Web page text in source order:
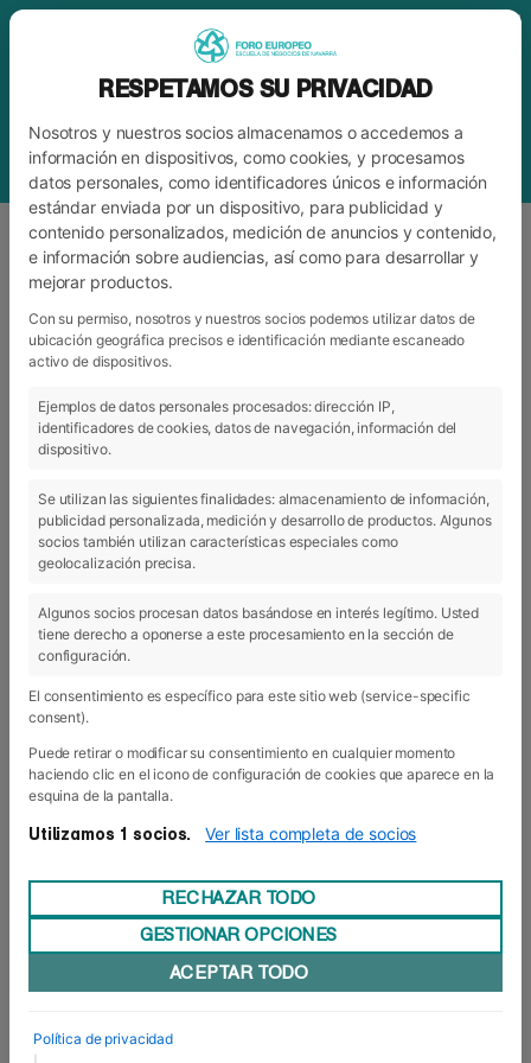
ETIQUETAINSTITUTO NAVARRO DE
DEPORTE Y JUVENTUD
ARCHIVO CATEGORÍAS
06 Jun 2019
Prevención del acoso en el deporte
sesión sobre la prevención del acoso en el
RESPETAMOS SU PRIVACIDAD
Nosotros y nuestros socios almacenamos o accedemos a
información en dispositivos, como cookies, y procesamos
datos personales, como identificadores únicos e información
estándar enviada por un dispositivo, para publicidad y
contenido personalizados, medición de anuncios y contenido,
e información sobre audiencias, así como para desarrollar y
mejorar productos.
Con su permiso, nosotros y nuestros socios podemos utilizar datos de
ubicación geográfica precisos e identificación mediante escaneado
activo de dispositivos.
Ejemplos de datos personales procesados: dirección IP,
identificadores de cookies, datos de navegación, información del
dispositivo.
Se utilizan las siguientes finalidades: almacenamiento de información,
publicidad personalizada, medición y desarrollo de productos. Algunos
socios también utilizan características especiales como
geolocalización precisa.
Algunos socios procesan datos basándose en interés legítimo. Usted
tiene derecho a oponerse a este procesamiento en la sección de
configuración.
El consentimiento es específico para este sitio web (service-specific
consent).
Puede retirar o modificar su consentimiento en cualquier momento
haciendo clic en el icono de configuración de cookies que aparece en la
esquina de la pantalla.
Utilizamos 1 socios. Ver lista completa de socios
RECHAZAR TODO
GESTIONAR OPCIONES
ACEPTAR TODO
Política de privacidad